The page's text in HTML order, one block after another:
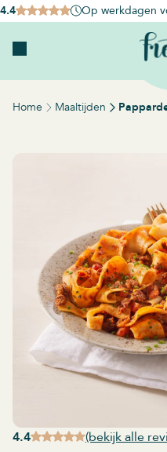
4.4 Op werkdagen
Home Maaltijden
4.4 (bekijk alle